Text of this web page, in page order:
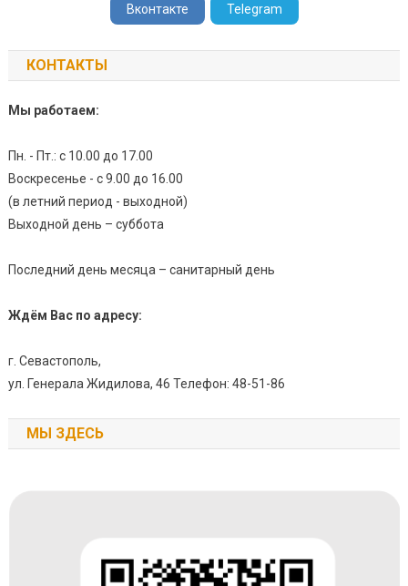
Вконтакте Telegram
КОНТАКТЫ
Мы работаем:
Пн. - Пт.: с 10.00 до 17.00
Воскресенье - с 9.00 до 16.00
(в летний период - выходной)
Выходной день – суббота
Последний день месяца – санитарный день
Ждём Вас по адресу:
г. Севастополь,
ул. Генерала Жидилова, 46 Телефон: 48-51-86
МЫ ЗДЕСЬ